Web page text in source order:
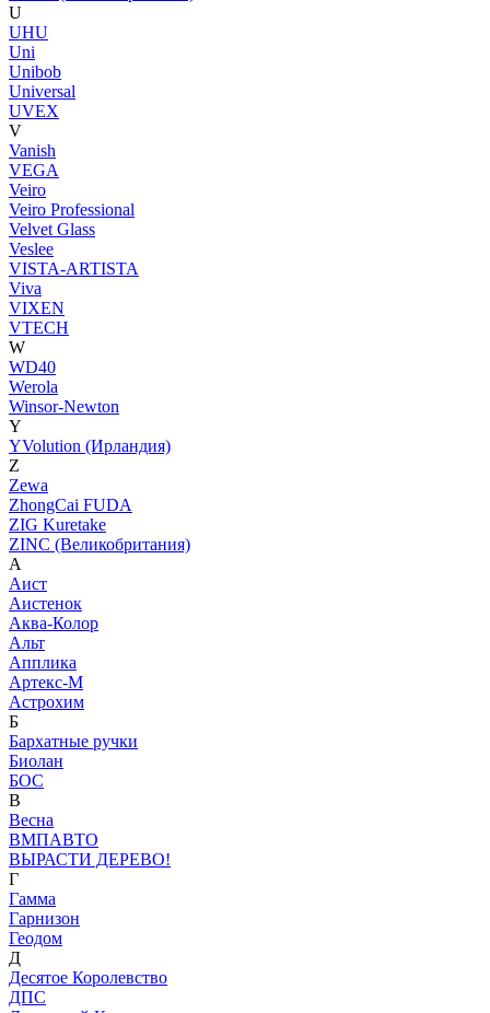
U
UHU
Uni
Unibob
Universal
UVEX
V
Vanish
VEGA
Veiro
Veiro Professional
Velvet Glass
Veslee
VISTA-ARTISTA
Viva
VIXEN
VTECH
W
WD40
Werola
Winsor-Newton
Y
YVolution (Ирландия)
Z
Zewa
ZhongCai FUDA
ZIG Kuretake
ZINC (Великобритания)
А
Аист
Аистенок
Аква-Колор
Альт
Апплика
Артекс-М
Астрохим
Б
Бархатные ручки
Биолан
БОС
В
Весна
ВМПАВТО
ВЫРАСТИ ДЕРЕВО!
Г
Гамма
Гарнизон
Геодом
Д
Десятое Королевство
ДПС